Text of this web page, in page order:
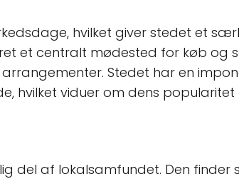
hvilket giver stedet et
et centralt mødested for køb og
Stedet har en
hvilket viduer om dens
del af lokalsamfundet. Den